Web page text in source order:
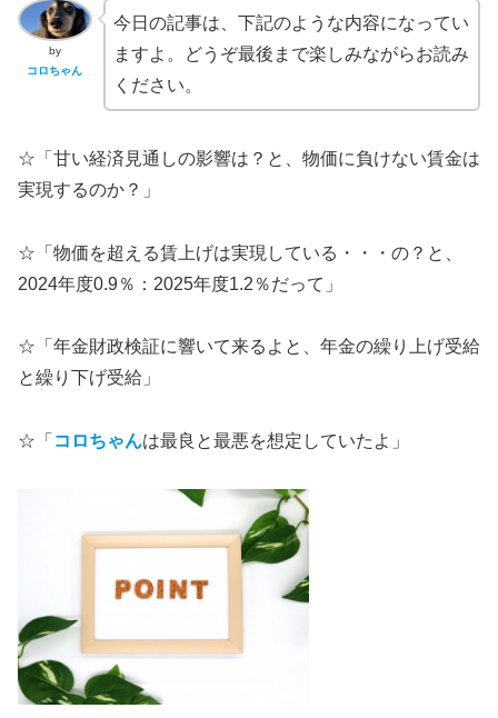
by
コロちゃん
今日の記事は、下記のような内容になってい
ますよ。どうぞ最後まで楽しみながらお読み
ください。
☆「甘い経済見通しの影響は？と、物価に負けない賃金は
実現するのか？」
☆「物価を超える賃上げは実現している・・・の？と、
2024年度0.9％：2025年度1.2％だって」
☆「年金財政検証に響いて来るよと、年金の繰り上げ受給
と繰り下げ受給」
☆「 コロちゃんは最良と最悪を想定していたよ」